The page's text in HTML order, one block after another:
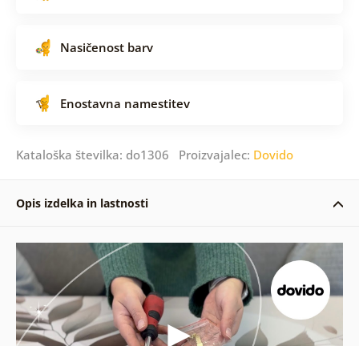
Nasičenost barv
Enostavna namestitev
Kataloška številka: do1306 Proizvajalec: Dovido
Opis izdelka in lastnosti